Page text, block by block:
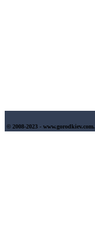
© 2008-2023 -